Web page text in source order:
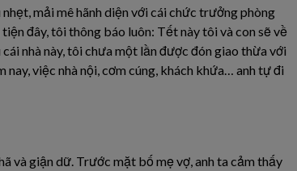
mải mê hãnh diện với cái chức trưởng phòng
đây, tôi thông báo luôn: Tết này tôi và con sẽ về
nhà này, tôi chưa một lần được đón giao thừa với
việc nhà nội, cơm cúng, khách khứa… anh tự đi
và giận dữ. Trước mặt bố mẹ vợ, anh ta cảm thấy